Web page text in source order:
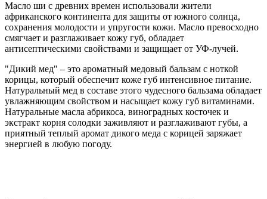
Масло ши с древних времен использовали жители
африканского континента для защиты от южного солнца,
сохранения молодости и упругости кожи. Масло превосходно
смягчает и разглаживает кожу губ, обладает
антисептическими свойствами и защищает от УФ-лучей.
"Дикий мед" – это ароматный медовый бальзам с ноткой
корицы, который обеспечит коже губ интенсивное питание.
Натуральный мед в составе этого чудесного бальзама обладает
увлажняющим свойством и насыщает кожу губ витаминами.
Натуральные масла абрикоса, виноградных косточек и
экстракт корня солодки заживляют и разглаживают губы, а
приятный теплый аромат дикого меда с корицей заряжает
энергией в любую погоду.